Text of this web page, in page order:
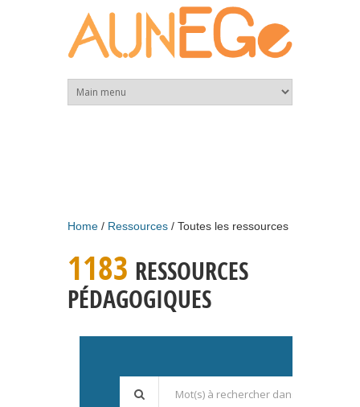
Home Ressources Toutes les ressources
1183 RESSOURCES
PÉDAGOGIQUES